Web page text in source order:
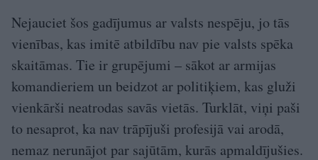
Nejauciet šos gadījumus ar valsts nespēju, jo tās
vienības, kas imitē atbildību nav pie valsts spēka
skaitāmas. Tie ir grupējumi – sākot ar armijas
komandieriem un beidzot ar politiķiem, kas gluži
vienkārši neatrodas savās vietās. Turklāt, viņi paši
to nesaprot, ka nav trāpījuši profesijā vai arodā,
nemaz nerunājot par sajūtām, kurās apmaldījušies.